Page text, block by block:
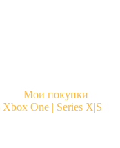
Мои покупки
Xbox One | Series X|S |